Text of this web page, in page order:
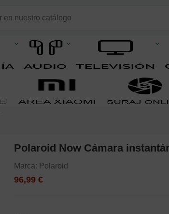
Polaroid Now Cámara
Marca: Polaroid
96,99 €